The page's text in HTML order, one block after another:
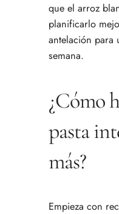
que el arroz
planificarlo
antelación para
semana.
¿Cómo
pasta
más?
Empieza con